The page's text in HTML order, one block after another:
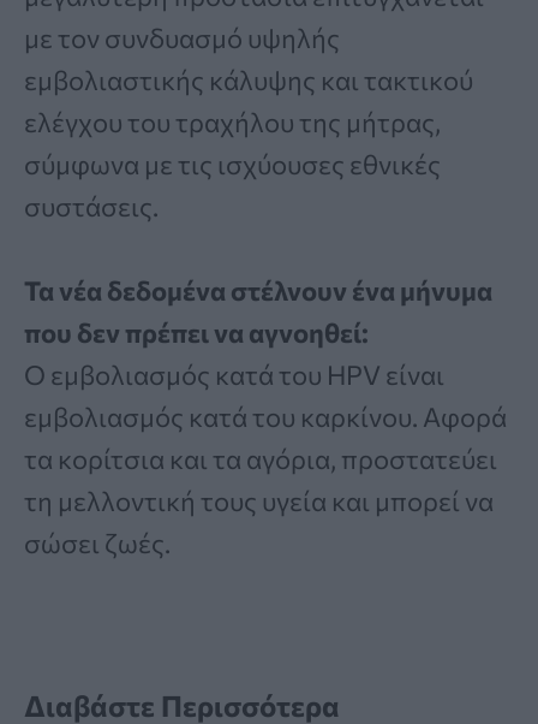
με τον συνδυασμό υψηλής
εμβολιαστικής κάλυψης και τακτικού
ελέγχου του τραχήλου της μήτρας,
σύμφωνα με τις ισχύουσες εθνικές
συστάσεις.
Τα νέα δεδομένα στέλνουν ένα μήνυμα
που δεν πρέπει να αγνοηθεί:
Ο εμβολιασμός κατά του HPV είναι
εμβολιασμός κατά του καρκίνου. Αφορά
τα κορίτσια και τα αγόρια, προστατεύει
τη μελλοντική τους υγεία και μπορεί να
σώσει ζωές.
Διαβάστε Περισσότερα